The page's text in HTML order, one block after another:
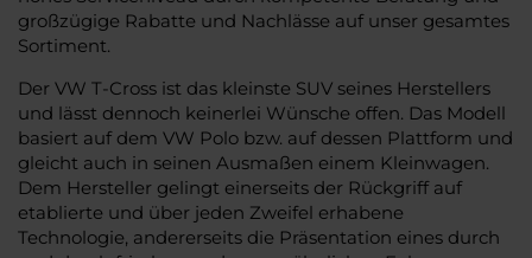
großzügige Rabatte und Nachlässe auf unser gesamtes
Sortiment.
Der VW T-Cross ist das kleinste SUV seines Herstellers
und lässt dennoch keinerlei Wünsche offen. Das Modell
basiert auf dem VW Polo bzw. auf dessen Plattform und
gleicht auch in seinen Ausmaßen einem Kleinwagen.
Dem Hersteller gelingt einerseits der Rückgriff auf
etablierte und über jeden Zweifel erhabene
Technologie, andererseits die Präsentation eines durch